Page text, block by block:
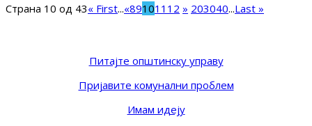
Страна 10 од 43« First...«891011 12 » 203040...Last »
Питајте општинску управу
Пријавите комунални проблем
Имам идеју